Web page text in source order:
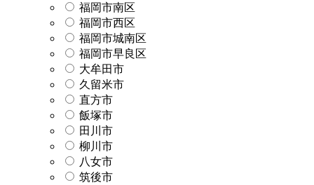
福岡市南区
福岡市西区
福岡市城南区
福岡市早良区
大牟田市
久留米市
直方市
飯塚市
田川市
柳川市
八女市
筑後市